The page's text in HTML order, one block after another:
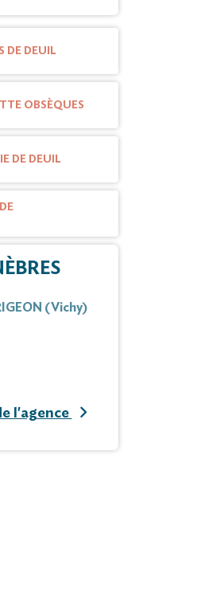
DE DEUIL
OBSÈQUES
DE DEUIL
(Vichy)
l'agence